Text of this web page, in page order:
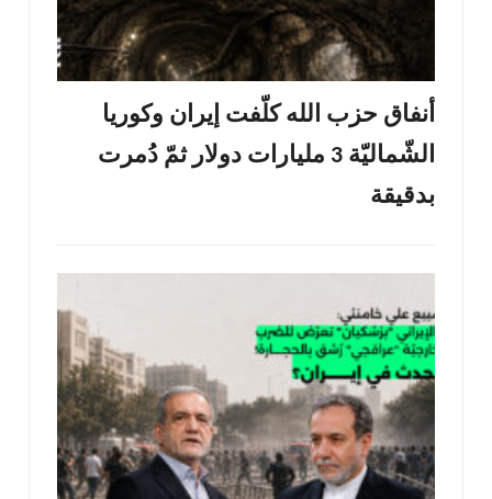
أنفاق حزب الله كلّفت إيران وكوريا
الشّماليّة 3 مليارات دولار ثمّ دُمرت
بدقيقة